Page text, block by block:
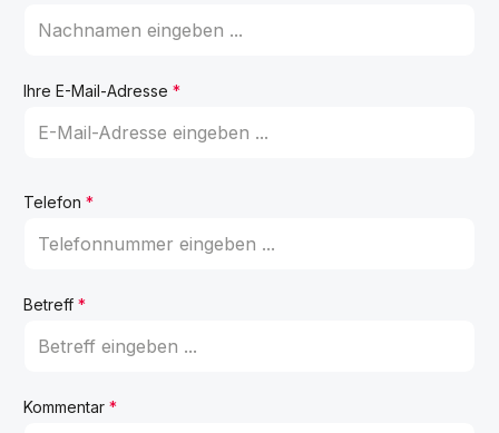
Ihre E-Mail-Adresse *
Telefon *
Betreff *
Kommentar *